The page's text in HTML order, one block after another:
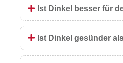
Ist Dinkel besser für
Ist Dinkel gesünder